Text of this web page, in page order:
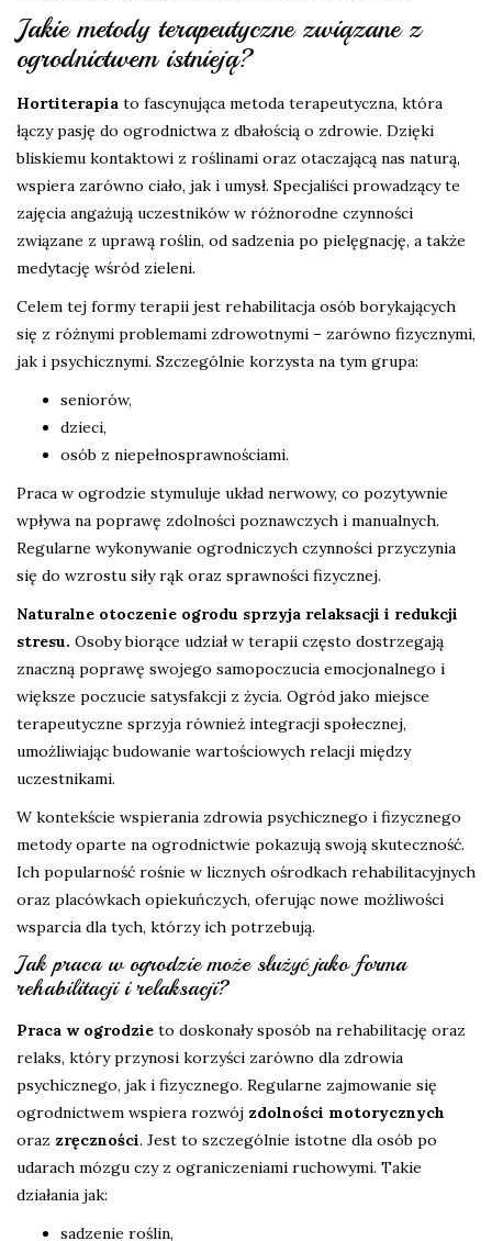
Jakie metody terapeutyczne związane z
ogrodnictwem istnieją?
Hortiterapia to fascynująca metoda terapeutyczna, która
łączy pasję do ogrodnictwa z dbałością o zdrowie. Dzięki
bliskiemu kontaktowi z roślinami oraz otaczającą nas naturą,
wspiera zarówno ciało, jak i umysł. Specjaliści prowadzący te
zajęcia angażują uczestników w różnorodne czynności
związane z uprawą roślin, od sadzenia po pielęgnację, a także
medytację wśród zieleni.
Celem tej formy terapii jest rehabilitacja osób borykających
się z różnymi problemami zdrowotnymi – zarówno fizycznymi,
jak i psychicznymi. Szczególnie korzysta na tym grupa:
seniorów,
dzieci,
osób z niepełnosprawnościami.
Praca w ogrodzie stymuluje układ nerwowy, co pozytywnie
wpływa na poprawę zdolności poznawczych i manualnych.
Regularne wykonywanie ogrodniczych czynności przyczynia
się do wzrostu siły rąk oraz sprawności fizycznej.
Naturalne otoczenie ogrodu sprzyja relaksacji i redukcji
stresu. Osoby biorące udział w terapii często dostrzegają
znaczną poprawę swojego samopoczucia emocjonalnego i
większe poczucie satysfakcji z życia. Ogród jako miejsce
terapeutyczne sprzyja również integracji społecznej,
umożliwiając budowanie wartościowych relacji między
uczestnikami.
W kontekście wspierania zdrowia psychicznego i fizycznego
metody oparte na ogrodnictwie pokazują swoją skuteczność.
Ich popularność rośnie w licznych ośrodkach rehabilitacyjnych
oraz placówkach opiekuńczych, oferując nowe możliwości
wsparcia dla tych, którzy ich potrzebują.
Jak praca w ogrodzie może służyć jako forma
rehabilitacji i relaksacji?
Praca w ogrodzie to doskonały sposób na rehabilitację oraz
relaks, który przynosi korzyści zarówno dla zdrowia
psychicznego, jak i fizycznego. Regularne zajmowanie się
ogrodnictwem wspiera rozwój zdolności motorycznych
oraz zręczności. Jest to szczególnie istotne dla osób po
udarach mózgu czy z ograniczeniami ruchowymi. Takie
działania jak:
sadzenie roślin,